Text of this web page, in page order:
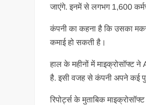
जाएंगे. इनमें से लगभग 1,600
कंपनी का कहना है कि उसका
कमाई हो सकती है।
हाल के महीनों में माइक्रोसॉफ्ट
है. इसी वजह से कंपनी अपने कई
रिपोर्ट्स के मुताबिक